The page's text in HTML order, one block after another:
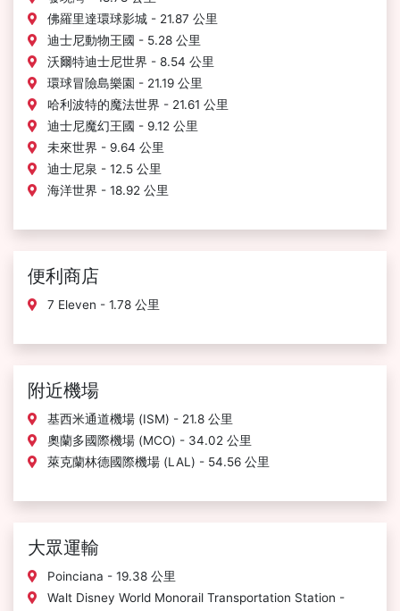
佛羅里達環球影城 - 21.87 公里
迪士尼動物王國 - 5.28 公里
沃爾特迪士尼世界 - 8.54 公里
環球冒險島樂園 - 21.19 公里
哈利波特的魔法世界 - 21.61 公里
迪士尼魔幻王國 - 9.12 公里
未來世界 - 9.64 公里
迪士尼泉 - 12.5 公里
海洋世界 - 18.92 公里
便利商店
7 Eleven - 1.78 公里
附近機場
基西米通道機場 (ISM) - 21.8 公里
奧蘭多國際機場 (MCO) - 34.02 公里
萊克蘭林德國際機場 (LAL) - 54.56 公里
大眾運輸
Poinciana - 19.38 公里
Walt Disney World Monorail Transportation Station -